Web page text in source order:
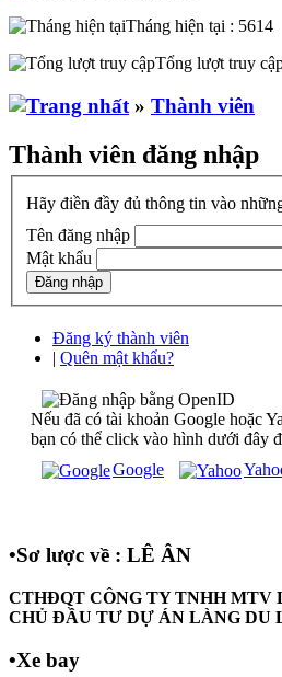
Tháng hiện tại : 5614
Tổng lượt truy
» Thành viên
Thành viên đăng nhập
Hãy điền đầy đủ thông tin vào
Tên đăng nhập
Mật khẩu
Đăng ký thành viên
| Quên mật khẩu?
Nếu đã có tài khoản Google hoặc
bạn có thể click vào hình dưới đây
Google
•Sơ lược về : LÊ ÂN
CTHĐQT CÔNG TY TNHH MTV
CHỦ ĐẦU TƯ DỰ ÁN LÀNG DU
•Xe bay